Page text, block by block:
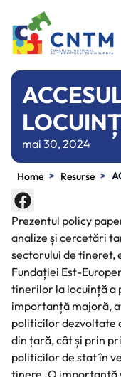
mai 30, 2024
Home > Resurse >
Prezentul policy
analize și cercetări
sectorului de tineret,
Fundației Est-
tinerilor la locuință a
importanță majoră,
politicilor dezvoltate
din țară, cât și prin
politicilor de stat în